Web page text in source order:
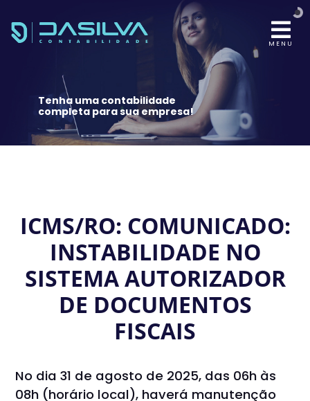
MENU
Tenha uma contabilidade
completa para sua empresa!
ICMS/RO: COMUNICADO:
INSTABILIDADE NO
SISTEMA AUTORIZADOR
DE DOCUMENTOS
FISCAIS
No dia 31 de agosto de 2025, das 06h às
08h (horário local), haverá manutenção